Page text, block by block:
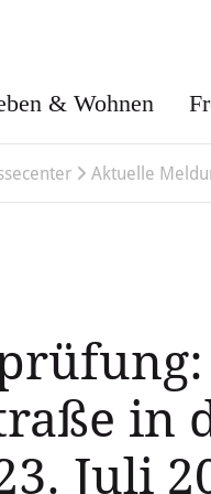
& Wohnen
Aktuelle
in
Juli